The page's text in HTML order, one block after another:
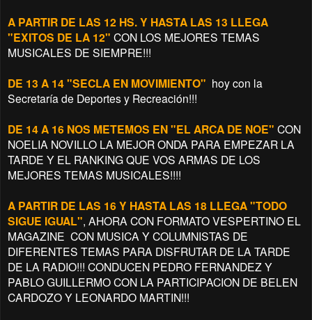
A PARTIR DE LAS 12 HS. Y HASTA LAS 13 LLEGA
"EXITOS DE LA 12" CON LOS MEJORES TEMAS
MUSICALES DE SIEMPRE!!!
DE 13 A 14 "SECLA EN MOVIMIENTO" hoy con la
Secretaría de Deportes y Recreación!!!
DE 14 A 16 NOS METEMOS EN "EL ARCA DE NOE" CON
NOELIA NOVILLO LA MEJOR ONDA PARA EMPEZAR LA
TARDE Y EL RANKING QUE VOS ARMAS DE LOS
MEJORES TEMAS MUSICALES!!!!
A PARTIR DE LAS 16 Y HASTA LAS 18 LLEGA "TODO
SIGUE IGUAL", AHORA CON FORMATO VESPERTINO EL
MAGAZINE CON MUSICA Y COLUMNISTAS DE
DIFERENTES TEMAS PARA DISFRUTAR DE LA TARDE
DE LA RADIO!!! CONDUCEN PEDRO FERNANDEZ Y
PABLO GUILLERMO CON LA PARTICIPACION DE BELEN
CARDOZO Y LEONARDO MARTIN!!!